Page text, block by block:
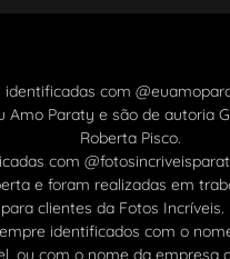
identificadas com
Amo Paraty e são de autoria
Roberta Pisco.
com
e foram realizadas em
clientes da Fotos
identificados com o
ou com o nome da empresa